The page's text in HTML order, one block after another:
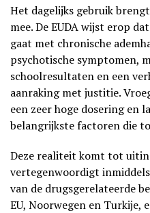
Het dagelijks gebruik
mee. De EUDA wijst erop dat
gaat met chronische
psychotische symptomen,
schoolresultaten en een
aanraking met justitie.
een zeer hoge dosering en
belangrijkste factoren die
Deze realiteit komt tot
vertegenwoordigt
van de drugsgerelateerde
EU, Noorwegen en Turkije,